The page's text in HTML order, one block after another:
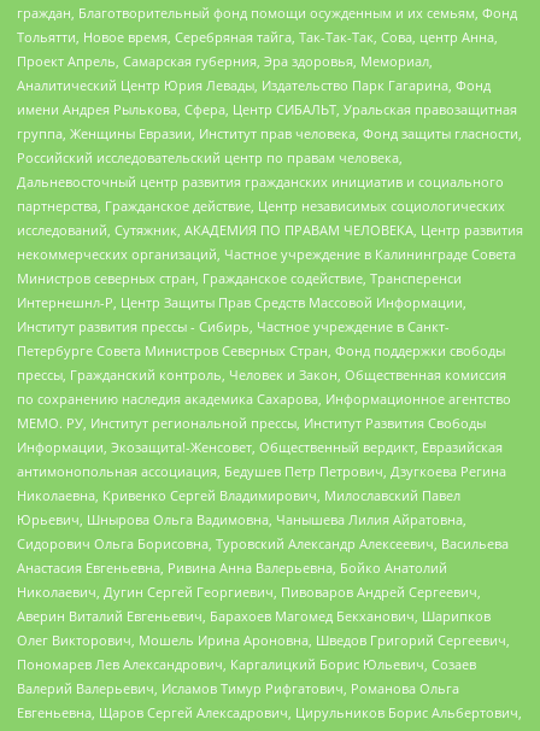
граждан, Благотворительный фонд помощи осужденным и их семьям, Фонд
Тольятти, Новое время, Серебряная тайга, Так-Так-Так, Сова, центр Анна,
Проект Апрель, Самарская губерния, Эра здоровья, Мемориал,
Аналитический Центр Юрия Левады, Издательство Парк Гагарина, Фонд
имени Андрея Рылькова, Сфера, Центр СИБАЛЬТ, Уральская правозащитная
группа, Женщины Евразии, Институт прав человека, Фонд защиты гласности,
Российский исследовательский центр по правам человека,
Дальневосточный центр развития гражданских инициатив и социального
партнерства, Гражданское действие, Центр независимых социологических
исследований, Сутяжник, АКАДЕМИЯ ПО ПРАВАМ ЧЕЛОВЕКА, Центр развития
некоммерческих организаций, Частное учреждение в Калининграде Совета
Министров северных стран, Гражданское содействие, Трансперенси
Интернешнл-Р, Центр Защиты Прав Средств Массовой Информации,
Институт развития прессы - Сибирь, Частное учреждение в Санкт-
Петербурге Совета Министров Северных Стран, Фонд поддержки свободы
прессы, Гражданский контроль, Человек и Закон, Общественная комиссия
по сохранению наследия академика Сахарова, Информационное агентство
МЕМО. РУ, Институт региональной прессы, Институт Развития Свободы
Информации, Экозащита!-Женсовет, Общественный вердикт, Евразийская
антимонопольная ассоциация, Бедушев Петр Петрович, Дзугкоева Регина
Николаевна, Кривенко Сергей Владимирович, Милославский Павел
Юрьевич, Шнырова Ольга Вадимовна, Чанышева Лилия Айратовна,
Сидорович Ольга Борисовна, Туровский Александр Алексеевич, Васильева
Анастасия Евгеньевна, Ривина Анна Валерьевна, Бойко Анатолий
Николаевич, Дугин Сергей Георгиевич, Пивоваров Андрей Сергеевич,
Аверин Виталий Евгеньевич, Барахоев Магомед Бекханович, Шарипков
Олег Викторович, Мошель Ирина Ароновна, Шведов Григорий Сергеевич,
Пономарев Лев Александрович, Каргалицкий Борис Юльевич, Созаев
Валерий Валерьевич, Исламов Тимур Рифгатович, Романова Ольга
Евгеньевна, Щаров Сергей Алексадрович, Цирульников Борис Альбертович,